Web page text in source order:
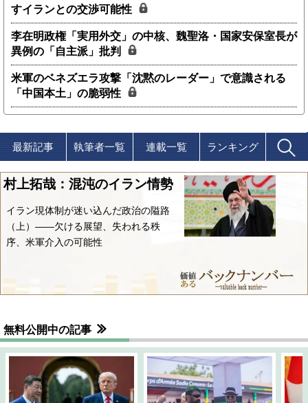
すイランとの交渉可能性
李在明政権「実用外交」の中核、魏聖洛・国家安保室長が
異例の「自主派」批判
米軍のベネズエラ攻撃「沈黙のレーダー」で意識される
「中国本土」の脆弱性
最新記事 執筆者一覧 連載一覧 ランキング
村上拓哉：混沌のイラン情勢
イラン現体制が迷い込んだ政治の隘路
（上）――欠ける展望、失われる秩
序、米軍介入の可能性
無料公開中の記事